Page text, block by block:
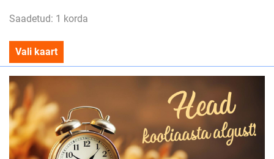
Saadetud: 1 korda
Vali kaart